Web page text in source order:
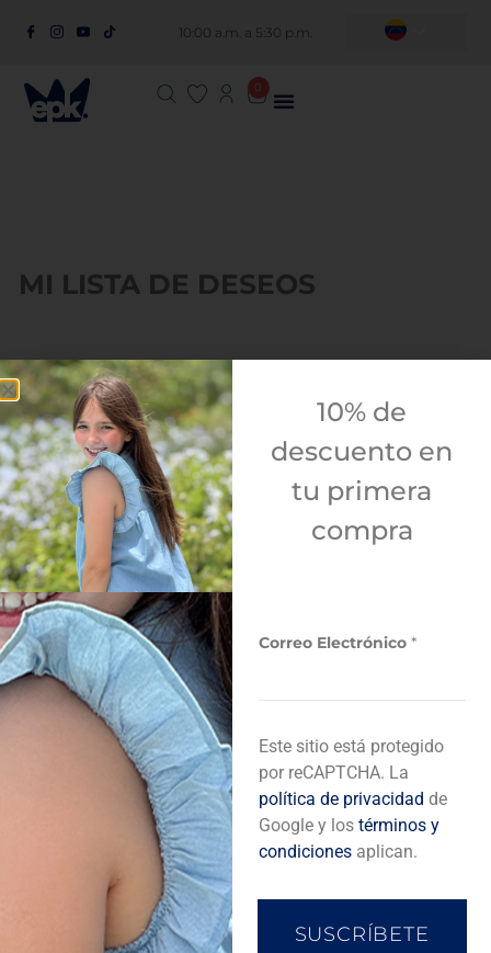
10:00 a.m. a 5:30 p.m.
MI LISTA DE DESEOS
No se han añadido productos a la lista de deseos
Venezuela
Guatemala
10% de
descuento en
tu primera
compra
o
*
*
Correo Electrónico *
Este sitio está protegido
por reCAPTCHA. La
política de privacidad de
Google y los términos y
condicionesaplican.
SUSCRÍBETE